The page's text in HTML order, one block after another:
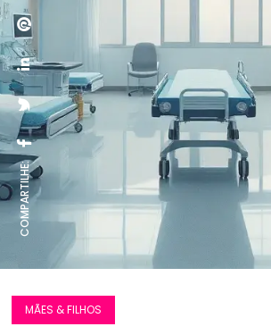
COMPARTILHE:
MÃES & FILHOS